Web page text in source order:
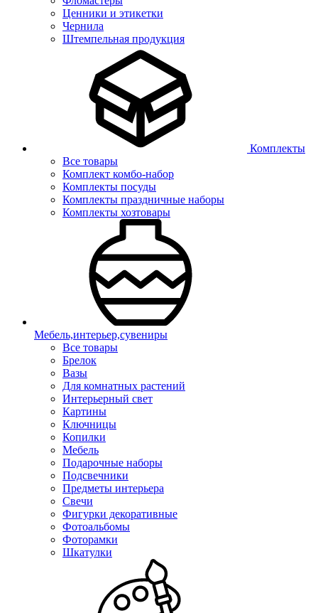
Ценники и этикетки
Чернила
Штемпельная продукция
Комплекты
Все товары
Комплект комбо-набор
Комплекты посуды
Комплекты праздничные наборы
Комплекты хозтовары
Мебель,интерьер,сувениры
Все товары
Брелок
Вазы
Для комнатных растений
Интерьерный свет
Картины
Ключницы
Копилки
Мебель
Подарочные наборы
Подсвечники
Предметы интерьера
Свечи
Фигурки декоративные
Фотоальбомы
Фоторамки
Шкатулки